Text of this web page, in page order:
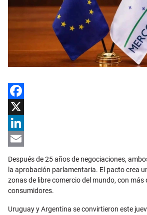
Facebook
X
LinkedIn
Después de 25 años de negociaciones,
la aprobación parlamentaria. El pacto crea
zonas de libre comercio del mundo, con más
consumidores.
Uruguay y Argentina se convirtieron este